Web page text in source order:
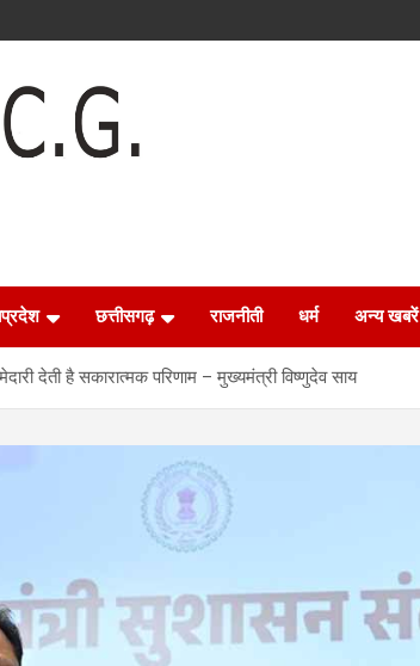
छत्तीसगढ़ राजनीती धर्म अन्य खबरें
देती है सकारात्मक परिणाम – मुख्यमंत्री विष्णुदेव साय